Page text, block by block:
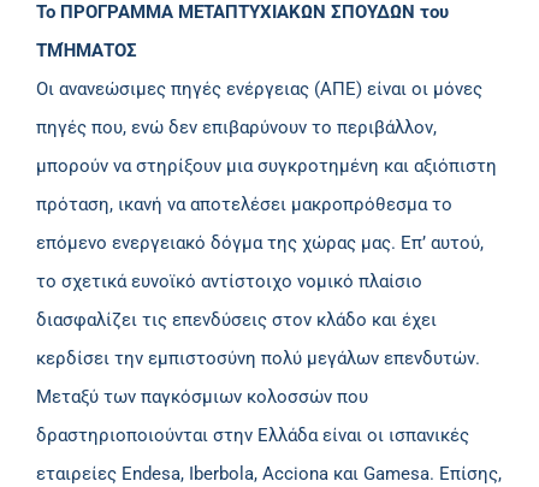
Το ΠΡΟΓΡΑΜΜΑ ΜΕΤΑΠΤΥΧΙΑΚΩΝ ΣΠΟΥΔΩΝ του
ΤΜΉΜΑΤΟΣ
Οι ανανεώσιμες πηγές ενέργειας (ΑΠΕ) είναι οι μόνες
πηγές που, ενώ δεν επιβαρύνουν το περιβάλλον,
μπορούν να στηρίξουν μια συγκροτημένη και αξιόπιστη
πρόταση, ικανή να αποτελέσει μακροπρόθεσμα το
επόμενο ενεργειακό δόγμα της χώρας μας. Επ’ αυτού,
το σχετικά ευνοϊκό αντίστοιχο νομικό πλαίσιο
διασφαλίζει τις επενδύσεις στον κλάδο και έχει
κερδίσει την εμπιστοσύνη πολύ μεγάλων επενδυτών.
Μεταξύ των παγκόσμιων κολοσσών που
δραστηριοποιούνται στην Ελλάδα είναι οι ισπανικές
εταιρείες Endesa, Iberbola, Acciona και Gamesa. Επίσης,